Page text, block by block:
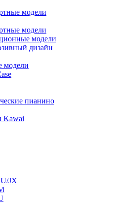
модели
модели
модели
дизайн
модели
пианино
Kawai
JX